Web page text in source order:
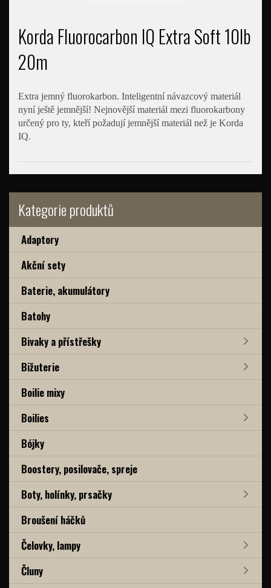
Kategorie produktů
Adaptory
Akční sety
Baterie, akumulátory
Batohy
Bivaky a přístřešky
Bižuterie
Boilie mixy
Boilies
Bójky
Boostery, posilovače, spreje
Boty, holínky, prsačky
Broušení háčků
Čelovky, lampy
Čluny
Korda Fluorocarbon IQ Extra Soft 10lb
20m
Extra jemný fluorokarbon. Inteligentní návazcový materiál
nyní ještě jemnější! Nejnovější materiál mezi fluorokarbony
určený pro ty, kteří požadují jemnější materiál než je Korda
IQ.